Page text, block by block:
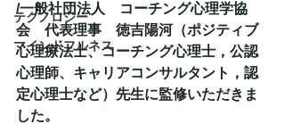
テクノロジー
マインドフルネス
/一般社団法人　コーチング心理学協
会　代表理事　徳吉陽河（ポジティブ
心理療法士、コーチング心理士，公認
心理師、キャリアコンサルタント，認
定心理士など）先生に監修いただきま
した。